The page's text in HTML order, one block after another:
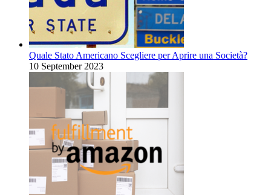
Quale Stato Americano Scegliere per Aprire una Società?
10 September 2023